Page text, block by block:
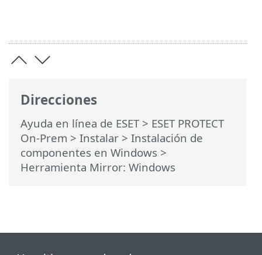
Direcciones
Ayuda en línea de ESET> ESET PROTECT
On-Prem > Instalar > Instalación de
componentes en Windows >
Herramienta Mirror: Windows